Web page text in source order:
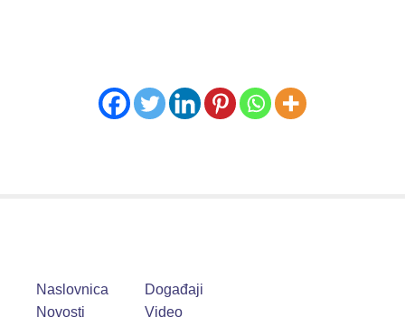
Naslovnica
Novosti
Događaji
Video